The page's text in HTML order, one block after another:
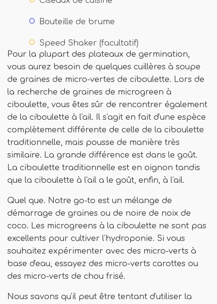
Bouteille de brume
Speed ​​Shaker (facultatif)
Pour la plupart des plateaux de germination,
vous aurez besoin de quelques cuillères à soupe
de graines de micro-vertes de ciboulette. Lors de
la recherche de graines de microgreen à
ciboulette, vous êtes sûr de rencontrer également
de la ciboulette à l'ail. Il s'agit en fait d'une espèce
complètement différente de celle de la ciboulette
traditionnelle, mais pousse de manière très
similaire. La grande différence est dans le goût.
La ciboulette traditionnelle est en oignon tandis
que la ciboulette à l'ail a le goût, enfin, à l'ail.
Quel que. Notre go-to est un mélange de
démarrage de graines ou de noire de noix de
coco. Les microgreens à la ciboulette ne sont pas
excellents pour cultiver l'hydroponie. Si vous
souhaitez expérimenter avec des micro-verts à
base d'eau, essayez des micro-verts carottes ou
des micro-verts de chou frisé.
Nous savons qu'il peut être tentant d'utiliser la